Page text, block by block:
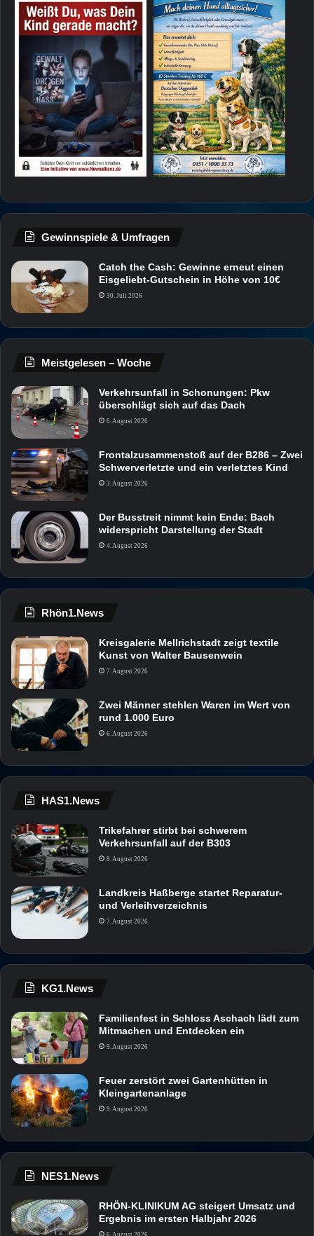
Gewinnspiele & Umfragen
Catch the Cash: Gewinne erneut einen
Eisgeliebt-Gutschein in Höhe von 10€
30. Juli 2026
Meistgelesen – Woche
Verkehrsunfall in Schonungen: Pkw
überschlägt sich auf das Dach
6. August 2026
Frontalzusammenstoß auf der B286 – Zwei
Schwerverletzte und ein verletztes Kind
3. August 2026
Der Busstreit nimmt kein Ende: Bach
widerspricht Darstellung der Stadt
4. August 2026
Rhön1.News
Kreisgalerie Mellrichstadt zeigt textile
Kunst von Walter Bausenwein
7. August 2026
Zwei Männer stehlen Waren im Wert von
rund 1.000 Euro
6. August 2026
HAS1.News
Trikefahrer stirbt bei schwerem
Verkehrsunfall auf der B303
8. August 2026
Landkreis Haßberge startet Reparatur-
und Verleihverzeichnis
7. August 2026
KG1.News
Familienfest in Schloss Aschach lädt zum
Mitmachen und Entdecken ein
9. August 2026
Feuer zerstört zwei Gartenhütten in
Kleingartenanlage
9. August 2026
NES1.News
RHÖN-KLINIKUM AG steigert Umsatz und
Ergebnis im ersten Halbjahr 2026
6. August 2026